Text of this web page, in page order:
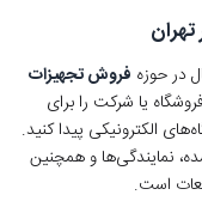
در حوزه فروش تجهیزات
یا شرکت را برای
الکترونیکی پیدا کنید.
نمایندگی‌ها و همچنین
است.